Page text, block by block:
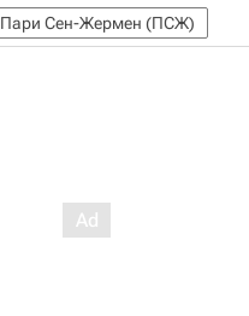
Пари Сен-Жермен (ПСЖ)